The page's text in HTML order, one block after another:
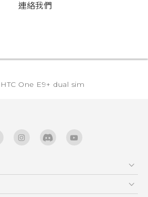
連絡我們
HTC One E9+ dual sim‎